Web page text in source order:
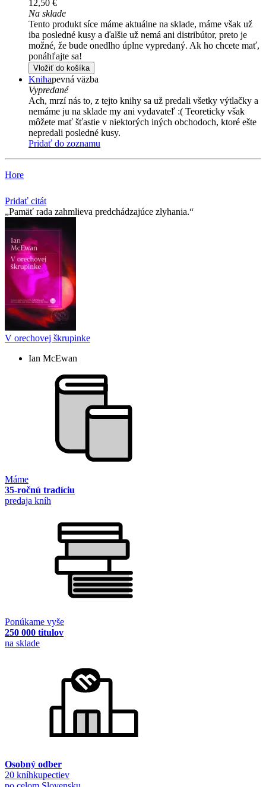
12,50 €
Na sklade
Tento produkt síce máme aktuálne na sklade, máme však už
iba posledné kusy a ďalšie už nemá ani distribútor, preto je
možné, že bude onedlho úplne vypredaný. Ak ho chcete mať,
ponáhľajte sa!
Vložiť do košíka
Knihapevná väzba
Vypredané
Ach, mrzí nás to, z tejto knihy sa už predali všetky výtlačky a
nemáme ju na sklade my ani vydavateľ :( Teoreticky však
môžete mať šťastie v niektorých iných obchodoch, ktoré ešte
nepredali posledné kusy.
Pridať do zoznamu
Hore
Pridať citát
Pamäť rada zahmlieva predchádzajúce zlyhania.
V orechovej škrupinke
Ian McEwan
Máme
35-ročnú tradíciu
predaja kníh
Ponúkame vyše
250 000 titulov
na sklade
Osobný odber
20 kníhkupectiev